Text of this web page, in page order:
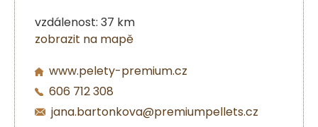
vzdálenost: 37 km
zobrazit na mapě
www.pelety-premium.cz
606 712 308
jana.bartonkova@premiumpellets.cz